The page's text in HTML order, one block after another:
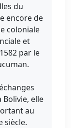
du
encore de
coloniale
et
par le
Bolivie, elle
au
siècle.